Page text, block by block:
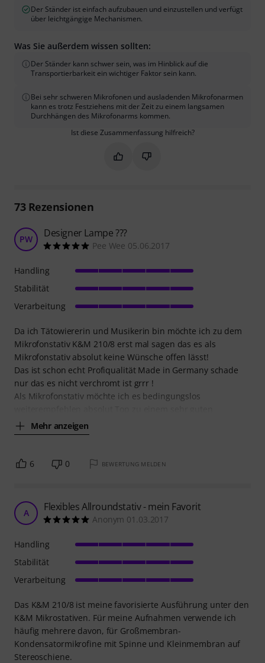
Der Ständer ist einfach aufzubauen und einzustellen und verfügt
über leichtgängige Mechanismen.
Was Sie außerdem wissen sollten:
Der Ständer kann schwer sein, was im Hinblick auf die
Transportierbarkeit ein wichtiger Faktor sein kann.
Bei sehr schweren Mikrofonen und ausladenden Mikrofonarmen
kann es trotz Festziehens mit der Zeit zu einem langsamen
Durchhängen des Mikrofonarms kommen.
Ist diese Zusammenfassung hilfreich?
Markieren Sie diese
Markieren Sie diese
73Rezensionen
PW Designer Lampe ???
Pee Wee 05.06.2017
Da ich Tätowiererin und Musikerin bin möchte ich zu dem
Mikrofonstativ K&M 210/8 erst mal sagen das es als
Mikrofonstativ absolut keine Wünsche offen lässt!
Das ist schon echt Profiqualität Made in Germany schade
nur das es nicht verchromt ist grrr !
Als Mikrofonstativ möchte ich es bedingungslos
Mehr anzeigen
Handling
Stabilität
Verarbeitung
6 0 BEWERTUNG MELDEN
A Flexibles Allroundstativ - mein Favorit
Anonym 01.03.2017
Das K&M 210/8 ist meine favorisierte Ausführung unter den
K&M Mikrostativen. Für meine Aufnahmen verwende ich
häufig mehrere davon, für Großmembran-
Kondensatormikrofine mit Spinne und Kleinmembran auf
Stereoschiene.
Handling
Stabilität
Verarbeitung